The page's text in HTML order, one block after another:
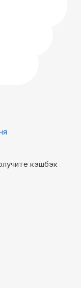
кэшбэк